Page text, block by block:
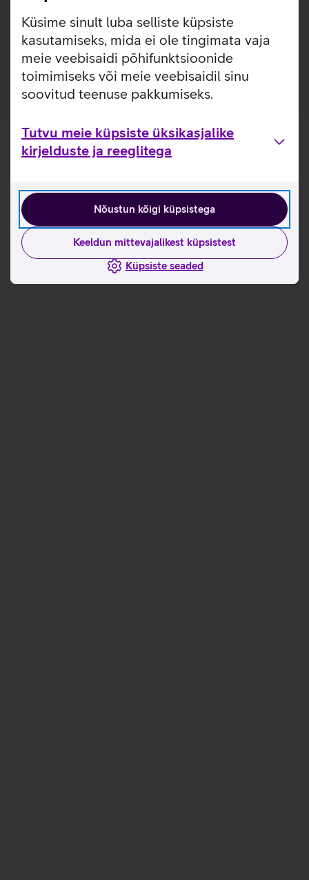
Küsime sinult luba selliste küpsiste
kasutamiseks, mida ei ole tingimata vaja
meie veebisaidi põhifunktsioonide
toimimiseks või meie veebisaidil sinu
soovitud teenuse pakkumiseks.
Tutvu meie küpsiste üksikasjalike
kirjelduste ja reeglitega
Nõustun kõigi küpsistega
Keeldun mittevajalikest küpsistest
Küpsiste seaded
Ümbrisel on sisse ehitatud Apple Pencil pesa.
Pehme mikrofiiber sisu.